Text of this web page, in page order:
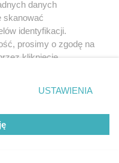
danych
skanować
identyfikacji.
prosimy o zgodę na
kliknięcie
ustawień prywatności
strony
wymagają zgody
się takiemu
zastosowanie tylko
USTAWIENIA